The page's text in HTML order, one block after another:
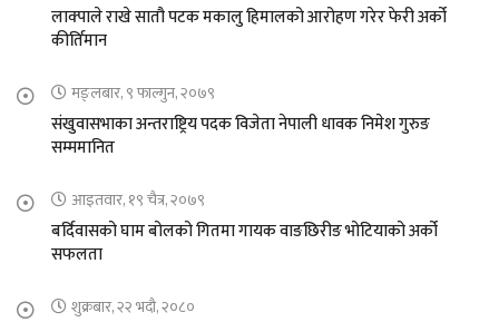
लाक्पाले राखे सातौ पटक मकालु हिमालको आरोहण गरेर फेरी अर्को
कीर्तिमान
मङ्लबार, ९ फाल्गुन, २०७९
संखुवासभाका अन्तराष्ट्रिय पदक विजेता नेपाली धावक निमेश गुरुङ
सम्ममानित
आइतवार, १९ चैत्र, २०७९
बर्दिवासको घाम बोलको गितमा गायक वाङछिरीङ भोटियाको अर्को
सफलता
शुक्रबार, २२ भदौ, २०८०